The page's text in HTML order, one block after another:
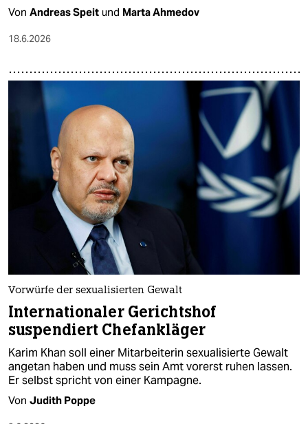
Von Andreas Speit und Marta Ahmedov
18.6.2026
Vorwürfe der sexualisierten Gewalt
Internationaler Gerichtshof
suspendiert Chefankläger
Karim Khan soll einer Mitarbeiterin sexualisierte Gewalt
angetan haben und muss sein Amt vorerst ruhen lassen.
Er selbst spricht von einer Kampagne.
Von Judith Poppe